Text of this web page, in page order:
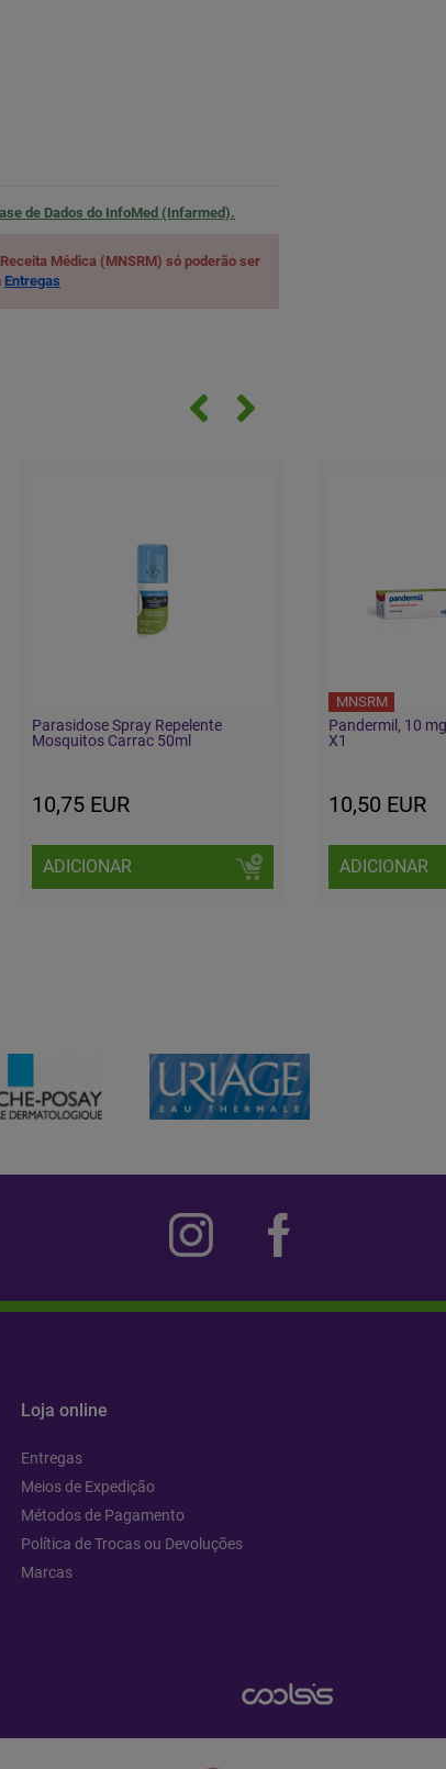
de Dados do InfoMed (Infarmed).
Médica (MNSRM) só poderão ser
Entregas
Parasidose Spray Repelente
Mosquitos Carrac 50ml
10,75 EUR
ADICIONAR
MNSRM
Pandermil, 10
X1
10,50 EUR
ADICIONAR
Loja online
Entregas
Meios de Expedição
Métodos de Pagamento
Política de Trocas ou Devoluções
Marcas